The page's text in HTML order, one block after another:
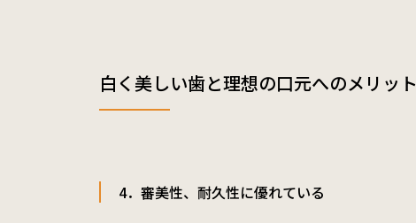
白く美しい歯と理想の口元へのメリット
4．審美性、耐久性に優れている